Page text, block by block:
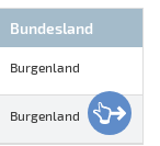
Bundesland
Burgenland
Burgenland